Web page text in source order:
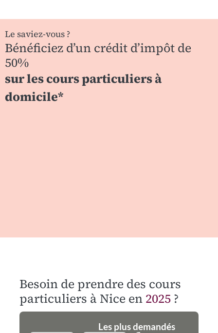
Le saviez-vous ?
Bénéficiez d’un crédit d’impôt de
50%
sur les cours particuliers à
domicile*
Besoin de prendre des cours
particuliers à Nice en 2025 ?
Les plus demandés